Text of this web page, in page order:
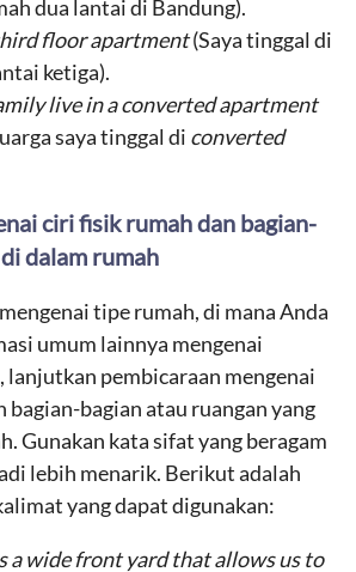
dua lantai di Bandung).
floor apartment(Saya tinggal di
ketiga).
live in a converted apartment
saya tinggal di converted
ciri fisik rumah dan bagian-
dalam rumah
tipe rumah, di mana Anda
umum lainnya mengenai
lanjutkan pembicaraan mengenai
bagian-bagian atau ruangan yang
Gunakan kata sifat yang beragam
lebih menarik. Berikut adalah
yang dapat digunakan:
a wide front yard that allows us to